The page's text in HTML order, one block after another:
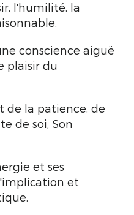
l'humilité, la
conscience aiguë
plaisir du
de la patience, de
de soi, Son
et ses
et